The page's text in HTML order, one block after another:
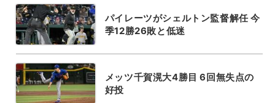
パイレーツがシェルトン監督解任 今
季12勝26敗と低迷
メッツ千賀滉大4勝目 6回無失点の
好投